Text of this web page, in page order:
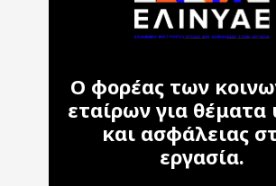
Ο φορέας των
εταίρων για θέματα
και ασφάλειας
εργασία.